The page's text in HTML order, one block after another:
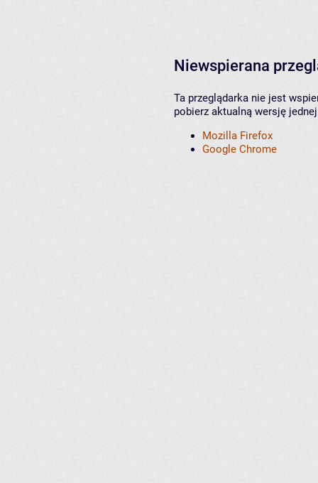
Niewspierana
Ta przeglądarka nie jest
pobierz aktualną wersję
Mozilla Firefox
Google Chrome